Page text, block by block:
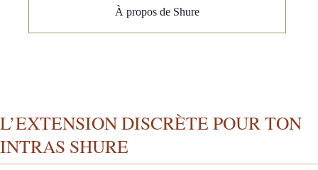
À propos de Shure
L’EXTENSION DISCRÈTE POUR TON
INTRAS SHURE